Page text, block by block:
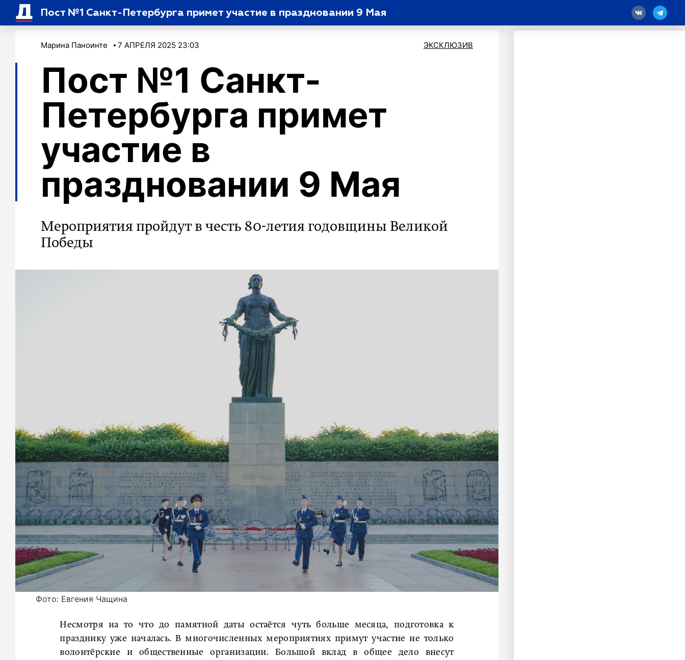
Пост №1 Санкт-Петербурга примет участие в праздновании 9 Мая
Марина Паноинте 7 АПРЕЛЯ 2025 23:03 ЭКСКЛЮЗИВ
Пост №1 Санкт-
Петербурга примет
участие в
праздновании 9 Мая
Мероприятия пройдут в честь 80-летия годовщины Великой
Победы
Фото: Евгения Чащина
Несмотря на то что до памятной даты остаётся чуть больше месяца, подготовка к
празднику уже началась. В многочисленных мероприятиях примут участие не только
волонтёрские и общественные организации. Большой вклад в общее дело внесут